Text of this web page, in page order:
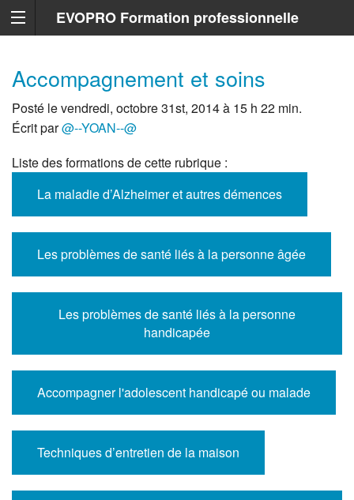
EVOPRO Formation professionnelle
Accompagnement et soins
Posté le vendredi, octobre 31st, 2014 à 15 h 22 min.
Écrit par@--YOAN--@
Liste des formations de cette rubrique :
La maladie d’Alzheimer et autres démences
Les problèmes de santé liés à la personne âgée
Les problèmes de santé liés à la personne
handicapée
Accompagner l'adolescent handicapé ou malade
Techniques d’entretien de la maison